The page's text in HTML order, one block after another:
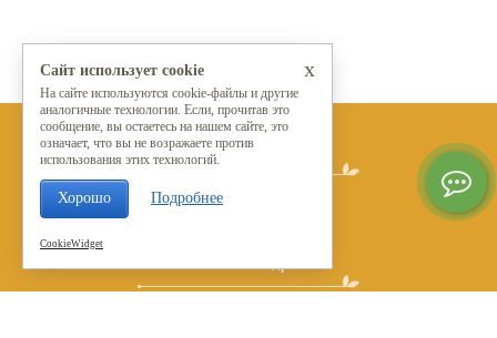
Мы в социальных сетях
x
Сайт использует cookie
На сайте используются cookie-файлы и другие
аналогичные технологии. Если, прочитав это
сообщение, вы остаетесь на нашем сайте, это
означает, что вы не возражаете против
использования этих технологий.
Хорошо Подробнее
CookieWidget